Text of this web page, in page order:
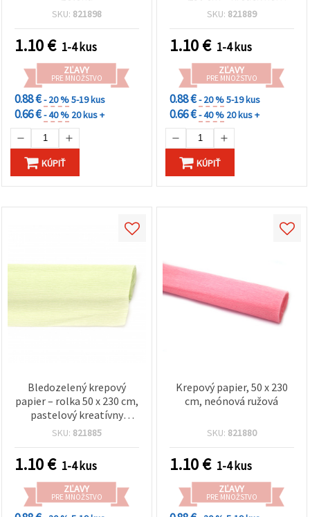
SKU: 821898
1.10€ 1-4 kus
ZĽAVY
PRE MNOŽSTVO
0.88 €- 20 %5-19 kus
0.66 €- 40 % 20 kus +
KÚPIŤ
potreby na DIY kvety,
darčekov
SKU: 821889
1.10€ 1-4 kus
ZĽAVY
PRE MNOŽSTVO
0.88 €- 20 %5-19 kus
0.66 €- 40 % 20 kus +
KÚPIŤ
Bledozelený krepový
papier – rolka 50 x 230 cm,
pastelový kreatívny
papier na DIY, výrobu
balenie darčekov a
školské projekty
SKU: 821885
1.10€ 1-4 kus
ZĽAVY
PRE MNOŽSTVO
Krepový papier, 50 x 230
cm, neónová ružová
SKU: 821880
1.10€ 1-4 kus
ZĽAVY
PRE MNOŽSTVO